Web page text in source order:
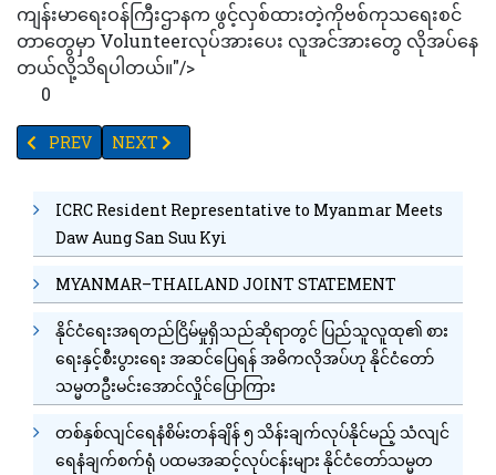
ကျန်းမာရေးဝန်ကြီးဌာနက ဖွင့်လှစ်ထားတဲ့ကိုဗစ်ကုသရေးစင်
တာတွေမှာ Volunteerလုပ်အားပေး လူအင်အားတွေ လိုအပ်နေ
တယ်လို့သိရပါတယ်။"/>
0
PREVIOUS ARTICLE: တယ်လီနော်မြန်မာလုပ်ငန်းကို လက်ဘနွန်ကုမ္
PREV NEXT ARTICLE: တရားမဝင်ဆိုင်ကယ်များ လိုင်စင်ပြုလု
NEXT
ICRC Resident Representative to Myanmar Meets
Daw Aung San Suu Kyi
MYANMAR–THAILAND JOINT STATEMENT
နိုင်ငံရေးအရတည်ငြိမ်မှုရှိသည်ဆိုရာတွင် ပြည်သူလူထု၏ စား
ရေးနှင့်စီးပွားရေး အဆင်ပြေရန် အဓိကလိုအပ်ဟု နိုင်ငံတော်
သမ္မတဦးမင်းအောင်လှိုင်ပြောကြား
တစ်နှစ်လျင်ရေနံစိမ်းတန်ချိန် ၅ သိန်းချက်လုပ်နိုင်မည့် သံလျင်
ရေနံချက်စက်ရုံ ပထမအဆင့်လုပ်ငန်းများ နိုင်ငံတော်သမ္မတ